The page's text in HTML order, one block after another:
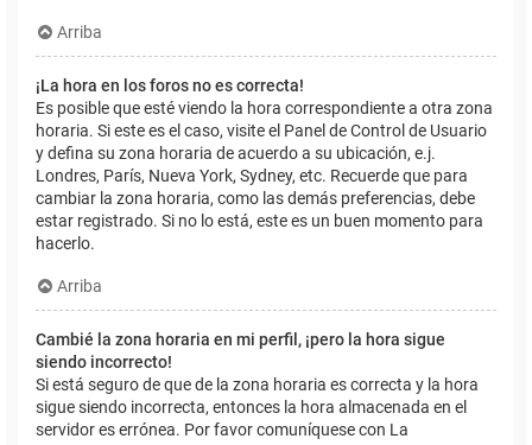
Arriba
¡La hora en los foros no es correcta!
Es posible que esté viendo la hora correspondiente a otra zona
horaria. Si este es el caso, visite el Panel de Control de Usuario
y defina su zona horaria de acuerdo a su ubicación, e.j.
Londres, París, Nueva York, Sydney, etc. Recuerde que para
cambiar la zona horaria, como las demás preferencias, debe
estar registrado. Si no lo está, este es un buen momento para
hacerlo.
Arriba
Cambié la zona horaria en mi perfil, ¡pero la hora sigue
siendo incorrecto!
Si está seguro de que de la zona horaria es correcta y la hora
sigue siendo incorrecta, entonces la hora almacenada en el
servidor es errónea. Por favor comuníquese con La